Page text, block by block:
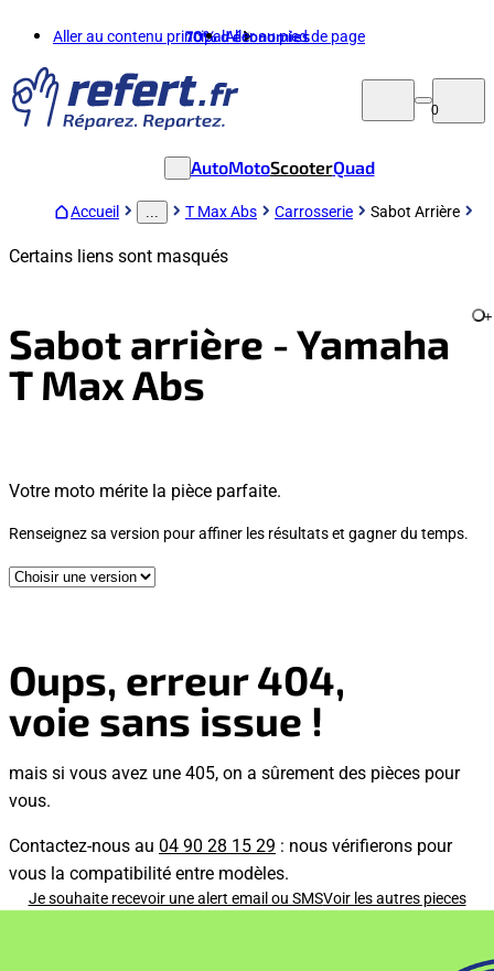
Aller au contenu principalAller au pied de page
70%d'économies
0
AutoMotoScooterQuad
Accueil T Max Abs Carrosserie Sabot Arrière
Certains liens sont masqués
Sabot arrière - Yamaha
T Max Abs
+
Votre moto mérite la pièce parfaite.
Renseignez sa version pour affiner les résultats et gagner du temps.
Oups, erreur 404,
voie sans issue !
mais si vous avez une 405, on a sûrement des pièces pour
vous.
Contactez-nous au 04 90 28 15 29 : nous vérifierons pour
vous la compatibilité entre modèles.
Je souhaite recevoir une alert email ou SMSVoir les autres pieces